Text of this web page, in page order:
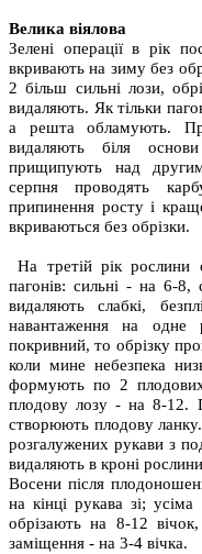
Велика віялова
Зелені операції в рік
вкривають на зиму без
2 більш сильні лози,
видаляють. Як тільки
а решта обламують.
видаляють біля
прищипують над
серпня проводять
припинення росту і
вкриваються без обрізки.
На третій рік рослини
пагонів: сильні - на 6-
видаляють слабкі,
навантаження на одне
покривний, то обрізку
коли мине небезпека
формують по 2
плодову лозу - на 8-12.
створюють плодову
розгалужених рукави з
видаляють в кроні рослини
Восени після
на кінці рукава зі;
обрізають на 8-12
заміщення - на 3-4 вічка.